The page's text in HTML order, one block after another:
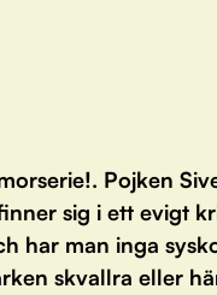
Pojken
sig i ett evigt
har man inga
skvallra eller